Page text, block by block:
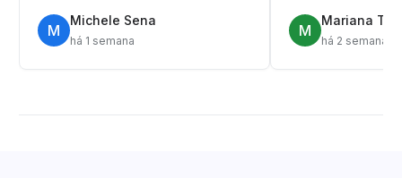
M
Michele Sena
há 1 semana
M
Mariana T.
há 2 semanas